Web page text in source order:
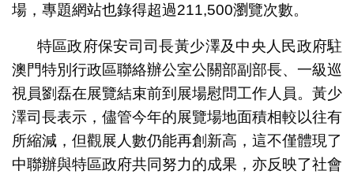
場，專題網站也錄得超過211,500瀏覽次數。
特區政府保安司司長黃少澤及中央人民政府駐
澳門特別行政區聯絡辦公室公關部副部長、一級巡
視員劉磊在展覽結束前到展場慰問工作人員。黃少
澤司長表示，儘管今年的展覽場地面積相較以往有
所縮減，但觀展人數仍能再創新高，這不僅體現了
中聯辦與特區政府共同努力的成果，亦反映了社會